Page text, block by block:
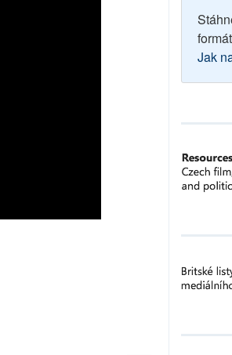
Jak